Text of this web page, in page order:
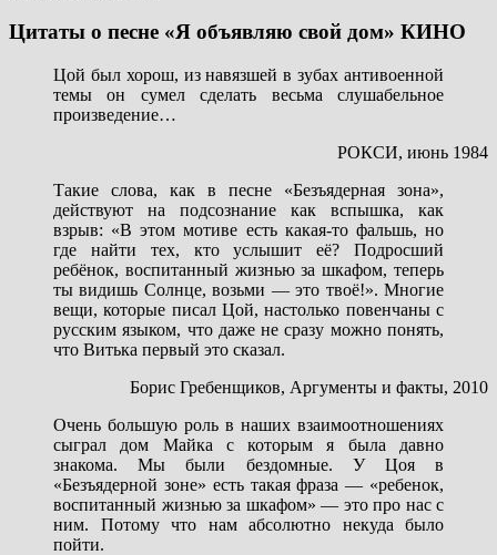
Цитаты о песне «Я объявляю свой дом» КИНО
Цой был хорош, из навязшей в зубах антивоенной
темы он сумел сделать весьма слушабельное
произведение…
РОКСИ, июнь 1984
Такие слова, как в песне «Безъядерная зона»,
действуют на подсознание как вспышка, как
взрыв: «В этом мотиве есть какая-то фальшь, но
где найти тех, кто услышит её? Подросший
ребёнок, воспитанный жизнью за шкафом, теперь
ты видишь Солнце, возьми — это твоё!». Многие
вещи, которые писал Цой, настолько повенчаны с
русским языком, что даже не сразу можно понять,
что Витька первый это сказал.
Борис Гребенщиков, Аргументы и факты, 2010
Очень большую роль в наших взаимоотношениях
сыграл дом Майка с которым я была давно
знакома. Мы были бездомные. У Цоя в
«Безъядерной зоне» есть такая фраза — «ребенок,
воспитанный жизнью за шкафом» — это про нас с
ним. Потому что нам абсолютно некуда было
пойти.